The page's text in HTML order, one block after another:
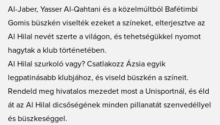
Al-Jaber, Yasser Al-Qahtani és a közelmúltból Bafétimbi
Gomis büszkén viselték ezeket a színeket, elterjesztve az
Al Hilal nevét szerte a világon, és tehetségükkel nyomot
hagytak a klub történetében.
Al Hilal szurkoló vagy? Csatlakozz Ázsia egyik
legpatinásabb klubjához, és viseld büszkén a színeit.
Rendeld meg hivatalos mezedet most a Unisportnál, és éld
át az Al Hilal dicsőségének minden pillanatát szenvedéllyel
és büszkeséggel.